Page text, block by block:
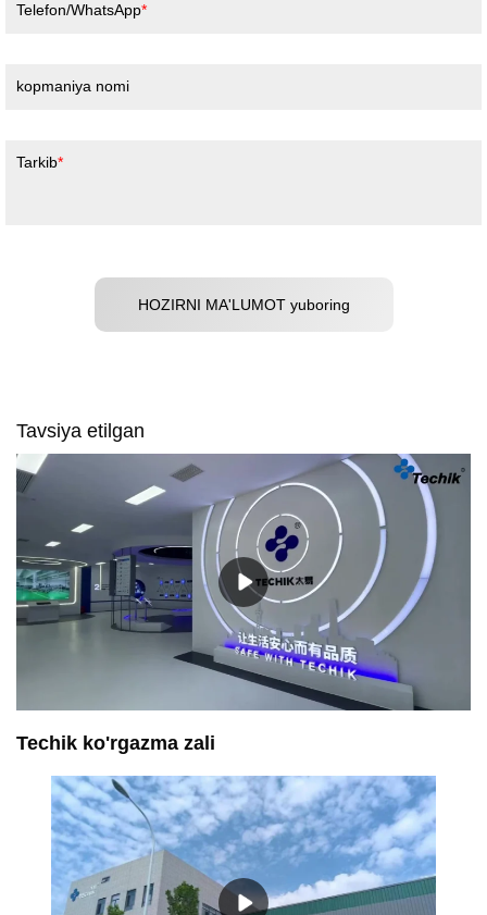
Telefon/WhatsApp
kopmaniya nomi
Tarkib
HOZIRNI MA'LUMOT yuboring
Tavsiya etilgan
Techik ko'rgazma zali